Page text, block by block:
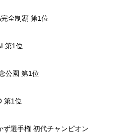
全制覇 第1位
第1位
公園 第1位
第1位
ず選手権 初代チャンピオン